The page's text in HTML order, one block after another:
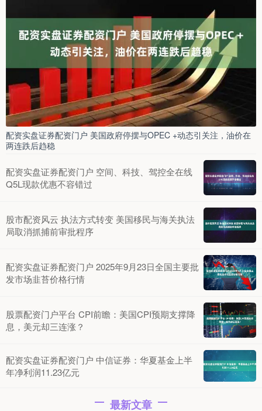
配资实盘证券配资门户 美国政府停摆与OPEC +动态引关注，油价在
两连跌后趋稳
配资实盘证券配资门户 空间、科技、驾控全在线
Q5L现款优惠不容错过
股市配资风云 执法方式转变 美国移民与海关执法
局取消抓捕前审批程序
配资实盘证券配资门户 2025年9月23日全国主要批
发市场韭苔价格行情
股票配资门户平台 CPI前瞻：美国CPI预期支撑降
息，美元却三连涨？
配资实盘证券配资门户 中信证券：华夏基金上半
年净利润11.23亿元
最新文章